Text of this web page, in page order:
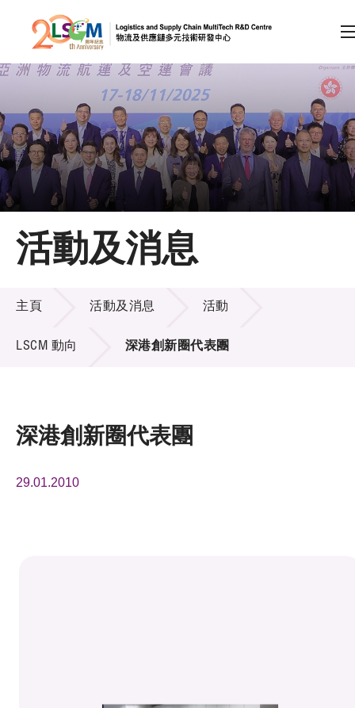
跳到內容（按回車鍵）
會員登入
A A EN 繁 简
主頁
關於LSCM
技術商品化
項目及資助計劃
活動及消息
活動及消息
活動及消息
主頁 活動及消息 活動
LSCM 動向 深港創新圈代表團
深港創新圈代表團
29.01.2010